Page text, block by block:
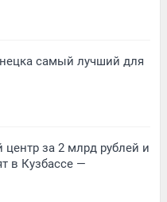
самый лучший для
за 2 млрд рублей и
в Кузбассе —